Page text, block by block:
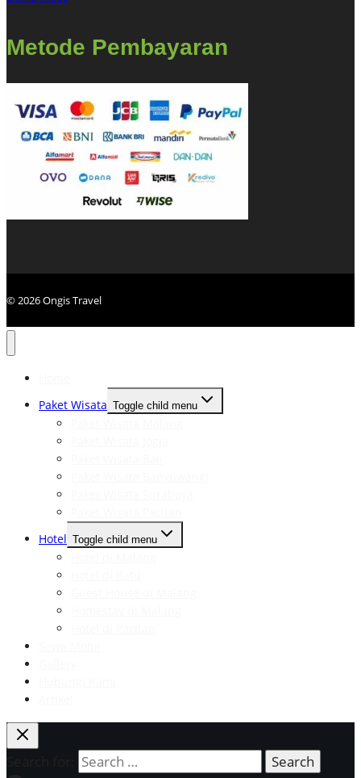
Metode Pembayaran
© 2026 Ongis Travel
Paket Wisata Toggle child menu
Hotel Toggle child menu